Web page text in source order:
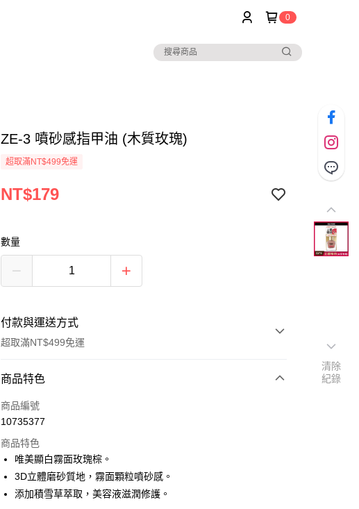
0
ZE-3 噴砂感指甲油 (木質玫瑰)
超取滿NT$499免運
NT$179
數量
付款與運送方式
超取滿NT$499免運
付款方式
信用卡一次付款
LINE Pay
Apple Pay
商品特色
商品編號
10735377
商品特色
唯美顯白霧面玫瑰棕。
3D立體磨砂質地，霧面顆粒噴砂感。
添加積雪草萃取，美容液滋潤修護。
清除
紀錄